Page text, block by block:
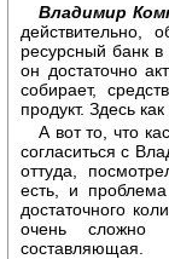
Владимир
действительно,
ресурсный банк
он достаточно
собирает,
продукт. Здесь
А вот то, что
согласиться с
оттуда,
есть, и
достаточного
очень сложно
составляющая.